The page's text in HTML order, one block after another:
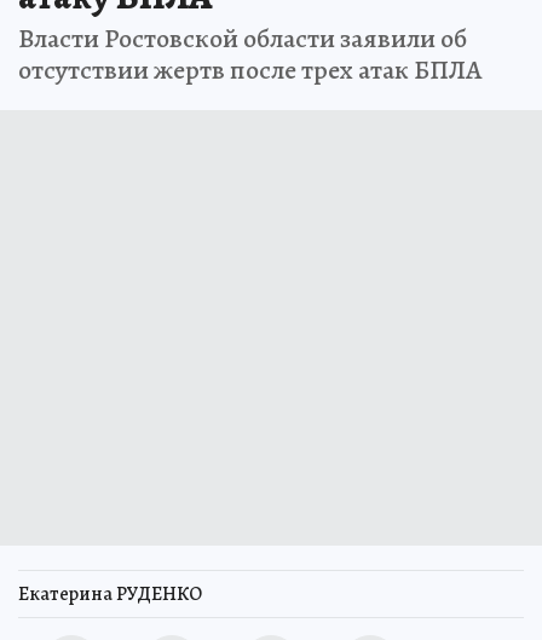
Власти Ростовской области заявили об
отсутствии жертв после трех атак БПЛА
Екатерина РУДЕНКО